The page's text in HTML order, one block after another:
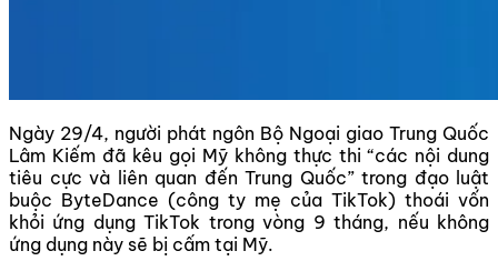
Ngày 29/4, người phát ngôn Bộ Ngoại giao Trung Quốc
Lâm Kiếm đã kêu gọi Mỹ không thực thi “các nội dung
tiêu cực và liên quan đến Trung Quốc” trong đạo luật
buộc ByteDance (công ty mẹ của TikTok) thoái vốn
khỏi ứng dụng TikTok trong vòng 9 tháng, nếu không
ứng dụng này sẽ bị cấm tại Mỹ.